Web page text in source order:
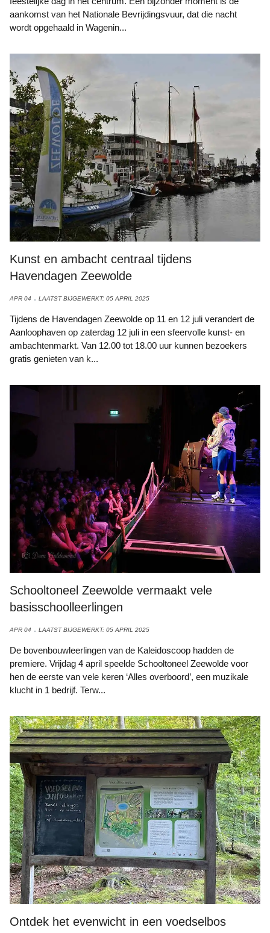
aankomst van het Nationale Bevrijdingsvuur, dat die nacht
wordt opgehaald in Wagenin...
Kunst en ambacht centraal tijdens
Havendagen Zeewolde
APR 04 LAATST BIJGEWERKT: 05 APRIL 2025
Tijdens de Havendagen Zeewolde op 11 en 12 juli verandert de
Aanloophaven op zaterdag 12 juli in een sfeervolle kunst- en
ambachtenmarkt. Van 12.00 tot 18.00 uur kunnen bezoekers
gratis genieten van k...
Schooltoneel Zeewolde vermaakt vele
basisschoolleerlingen
APR 04 LAATST BIJGEWERKT: 05 APRIL 2025
De bovenbouwleerlingen van de Kaleidoscoop hadden de
premiere. Vrijdag 4 april speelde Schooltoneel Zeewolde voor
hen de eerste van vele keren ‘Alles overboord’, een muzikale
klucht in 1 bedrijf. Terw...
Ontdek het evenwicht in een voedselbos